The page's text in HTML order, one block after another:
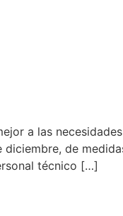
a las
de
técnico […]